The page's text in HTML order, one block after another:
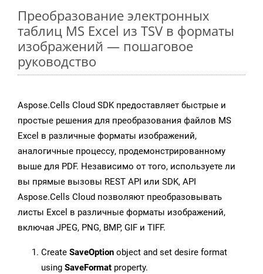
Преобразование электронных
таблиц MS Excel из TSV в форматы
изображений — пошаговое
руководство
Aspose.Cells Cloud SDK предоставляет быстрые и
простые решения для преобразования файлов MS
Excel в различные форматы изображений,
аналогичные процессу, продемонстрированному
выше для PDF. Независимо от того, используете ли
вы прямые вызовы REST API или SDK, API
Aspose.Cells Cloud позволяют преобразовывать
листы Excel в различные форматы изображений,
включая JPEG, PNG, BMP, GIF и TIFF.
Create SaveOption object and set desire format
using SaveFormat property.